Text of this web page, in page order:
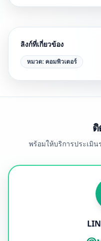
ลิงก์ที่เกี่ยวข้อง
หมวด: คอมพิวเตอร์
ติ
พร้อมให้บริการประเมิน